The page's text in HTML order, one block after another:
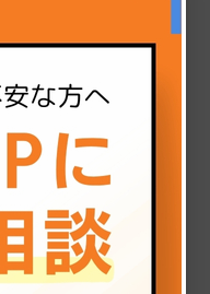
がっていますも
り…
、どれぐらい新
ょうかね？